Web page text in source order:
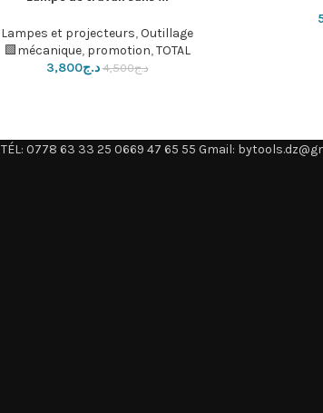
Lampes et projecteurs,Outillage
mécanique, promotion,TOTAL🟩
د.ج4,500 د.ج3,800
TÉL: 0778 63 33 25 0669 47 65 55 Gmail: